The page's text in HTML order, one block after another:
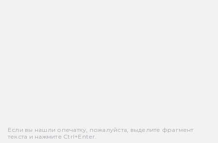
Если вы нашли опечатку, пожалуйста, выделите фрагмент
текста и нажмите Ctrl+Enter.